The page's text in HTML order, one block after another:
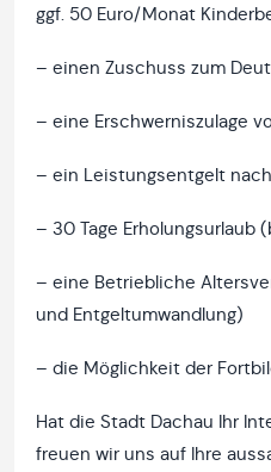
ggf. 50 Euro/Monat
– einen Zuschuss zum
– eine Erschwerniszulage
– ein Leistungsentgelt nach
– 30 Tage Erholungsurlaub
– eine Betriebliche
und Entgeltumwandlung)
– die Möglichkeit der
Hat die Stadt Dachau Ihr
freuen wir uns auf Ihre